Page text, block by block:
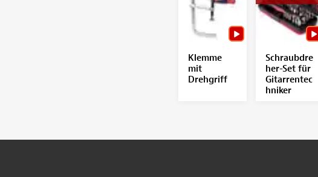
Klemme
mit
Drehgriff
Schraubdre
her-Set für
Gitarrentec
hniker